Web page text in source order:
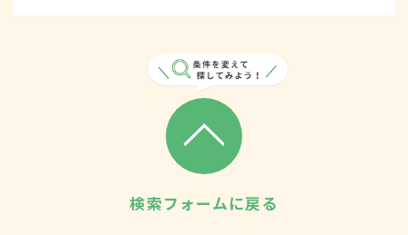
検索フォームに戻る